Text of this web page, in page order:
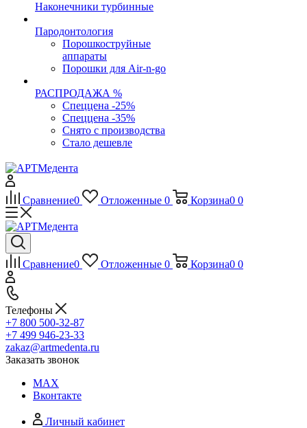
Наконечники турбинные
Пародонтология
Порошкоструйные
аппараты
Порошки для Air-n-go
РАСПРОДАЖА %
Спеццена -25%
Спеццена -35%
Снято с производства
Стало дешевле
Сравнение0 Отложенные 0 Корзина0 0
Сравнение0 Отложенные 0 Корзина0 0
Телефоны
+7 800 500-32-87
+7 499 946-23-33
zakaz@artmedenta.ru
Заказать звонок
MAX
Вконтакте
Личный кабинет